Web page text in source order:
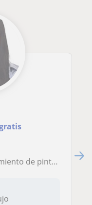
y dibujo artístico